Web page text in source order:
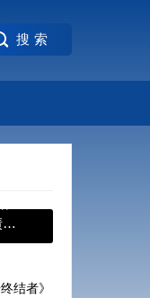
结者》